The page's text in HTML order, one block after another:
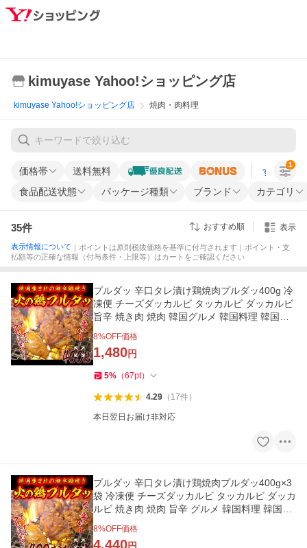
kimuyase Yahoo!ショッピング店
kimuyase Yahoo!ショッピング店 焼肉・肉料理
価格帯 送料無料 すべての条
食品配送状態 パッケージ種類 ブランド カテゴリ
1
35件 おすすめ順 表示
表示情報について ｜ポイントは原則税抜価格を基準に付与されます｜ポイント・支
払額等の正確な情報（付与条件・上限等）はカートをご確認ください
プルダッ 辛口タレ漬け鶏焼肉プルダッ400g 冷
凍便 チーズダッカルビ タッカルビ ダッカルビ
旨辛 焼き肉 焼肉 韓国グルメ 韓国料理 韓国食
8%OFF価格
1,480円
5% （67pt）
4.29（ 17件）
本日翌日お届け非対応
プルダッ 辛口タレ漬け鶏焼肉プルダッ400g×3
袋 冷凍便 チーズダッカルビ タッカルビ ダッカ
ルビ 焼き肉 焼肉 旨辛 グルメ 韓国料理 韓国食
8%OFF価格
4,440